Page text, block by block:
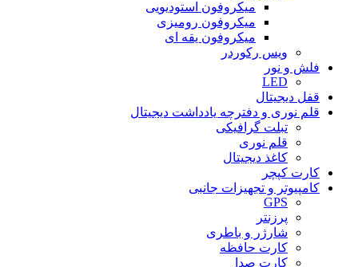
میکروفون استودیویی
میکروفون رومیزی
میکروفون یقه ای
ویس رکوردر
فلش و نور
LED
قفل دیجیتال
قلم نوری و دفترچه یادداشت دیجیتال
تبلت گرافیکی
قلم نوری
کاغذ دیجیتال
کارت کپچر
کامپیوتر و تجهیزات جانبی
GPS
پرزنتر
شارژر و باطری
کارت حافظه
کارت صدا